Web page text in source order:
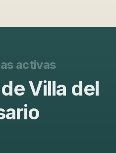
activas
Villa del